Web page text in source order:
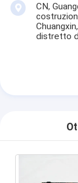
CN,
distretto